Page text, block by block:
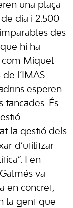
una plaça
dia i 2.500
des
hi ha
com Miquel
l’IMAS
esperen
tancades. És
la gestió dels
d’utilitzar
I en
va
en concret,
la gent que